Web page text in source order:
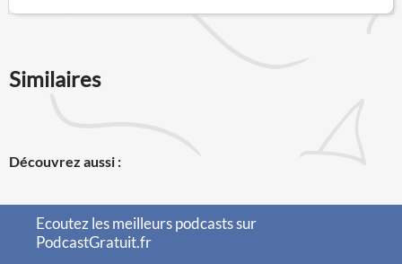
Similaires
Découvrez aussi :
Ecoutez les meilleurs podcasts sur
PodcastGratuit.fr